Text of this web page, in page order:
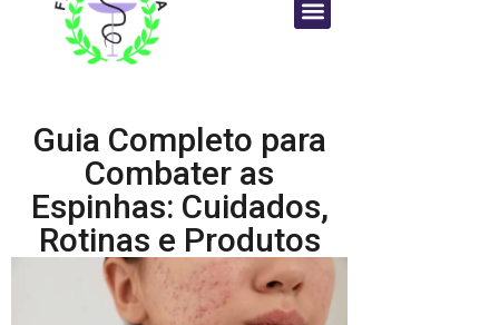
Guia Completo para
Combater as
Espinhas: Cuidados,
Rotinas e Produtos